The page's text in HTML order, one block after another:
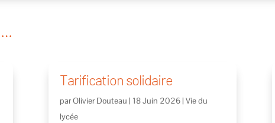
Tarification solidaire
parOlivier Douteau | 18 Juin 2026| Vie du
lycée